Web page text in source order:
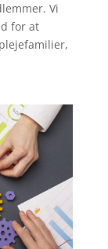
Vi
for at